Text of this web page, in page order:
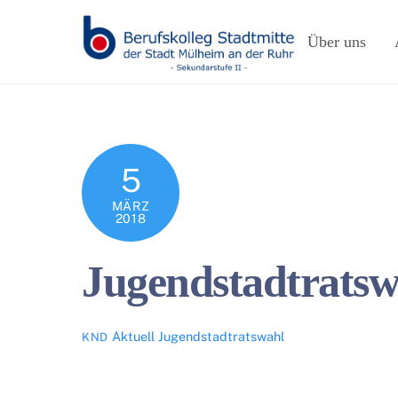
Über uns
5
MÄRZ
2018
KND Aktuell Jugendstadtratswahl